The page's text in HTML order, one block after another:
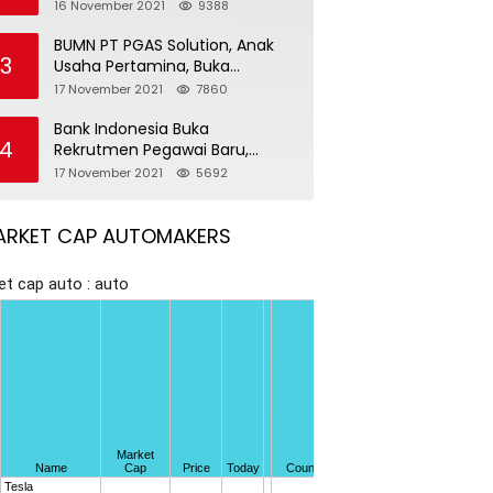
16 November 2021 9388
3
BUMN PT PGAS Solution, Anak
Usaha Pertamina, Buka
Rekrutmen Pegawai Baru
17 November 2021 7860
Bank Indonesia Buka
Rekrutmen Pegawai Baru,
Tersedia 37 Posisi
17 November 2021 5692
CAP AUTOMAKERS